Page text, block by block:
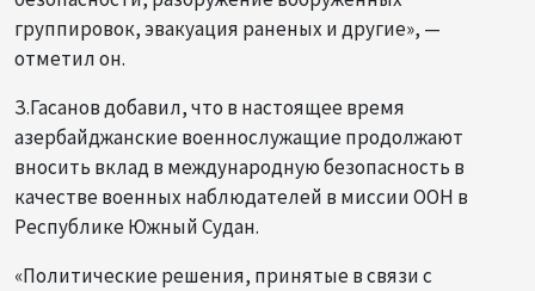
группировок, эвакуация раненых и другие», —
отметил он.
З.Гасанов добавил, что в настоящее время
азербайджанские военнослужащие продолжают
вносить вклад в международную безопасность в
качестве военных наблюдателей в миссии ООН в
Республике Южный Судан.
«Политические решения, принятые в связи с